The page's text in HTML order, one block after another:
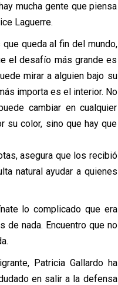
mucha gente que piensa
Laguerre.
queda al fin del mundo,
el desafío más grande es
mirar a alguien bajo su
importa es el interior. No
cambiar en cualquier
su color, sino que hay que
asegura que los recibió
natural ayudar a quienes
lo complicado que era
de nada. Encuentro que no
Patricia Gallardo ha
en salir a la defensa